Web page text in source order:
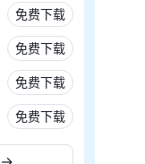
免费下载
免费下载
免费下载
免费下载